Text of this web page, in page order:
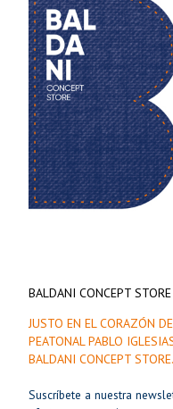
BALDANI CONCEPT STORE
JUSTO EN EL CORAZÓN
PEATONAL PABLO
BALDANI CONCEPT STORE.
Suscríbete a nuestra